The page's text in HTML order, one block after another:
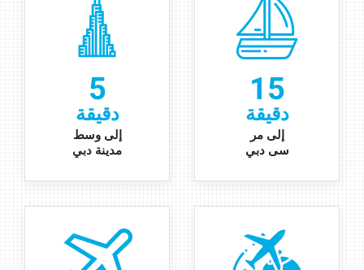
5
دقيقة
إلى وسط
مدينة دبي
15
دقيقة
إلىمر
سى دبي